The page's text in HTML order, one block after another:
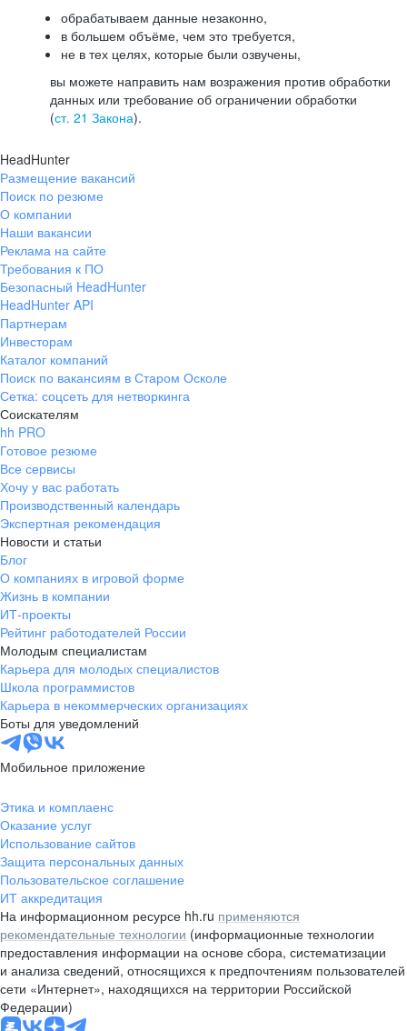
обрабатываем данные незаконно,
в большем объёме, чем это требуется,
не в тех целях, которые были озвучены,
вы можете направить нам возражения против обработки
данных или требование об ограничении обработки
(ст. 21 Закона).
HeadHunter
Размещение вакансий
Поиск по резюме
О компании
Наши вакансии
Реклама на сайте
Требования к ПО
Безопасный HeadHunter
HeadHunter API
Партнерам
Инвесторам
Каталог компаний
Поиск по вакансиям в Старом Осколе
Сетка: соцсеть для нетворкинга
Соискателям
hh PRO
Готовое резюме
Все сервисы
Хочу у вас работать
Производственный календарь
Экспертная рекомендация
Новости и статьи
Блог
О компаниях в игровой форме
Жизнь в компании
ИТ-проекты
Рейтинг работодателей России
Молодым специалистам
Карьера для молодых специалистов
Школа программистов
Карьера в некоммерческих организациях
Боты для уведомлений
Мобильное приложение
Этика и комплаенс
Оказание услуг
Использование сайтов
Защита персональных данных
Пользовательское соглашение
ИТ аккредитация
На информационном ресурсе hh.ru применяются
рекомендательные технологии (информационные технологии
предоставления информации на основе сбора, систематизации
и анализа сведений, относящихся к предпочтениям пользователей
сети «Интернет», находящихся на территории Российской
Федерации)